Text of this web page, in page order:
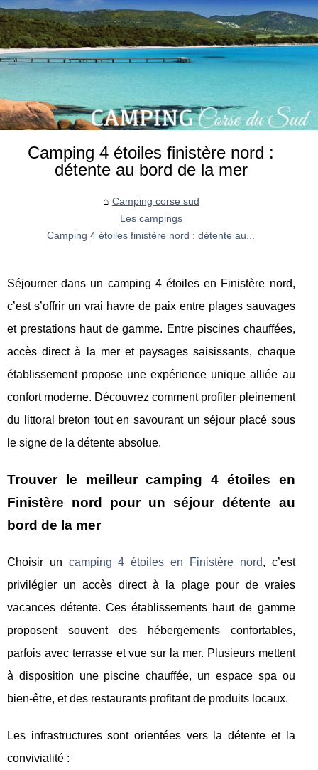
Camping 4 étoiles finistère nord :
détente au bord de la mer
Camping corse sud
Les campings
Camping 4 étoiles finistère nord : détente au...
Séjourner dans un camping 4 étoiles en Finistère nord,
c’est s’offrir un vrai havre de paix entre plages sauvages
et prestations haut de gamme. Entre piscines chauffées,
accès direct à la mer et paysages saisissants, chaque
établissement propose une expérience unique alliée au
confort moderne. Découvrez comment profiter pleinement
du littoral breton tout en savourant un séjour placé sous
le signe de la détente absolue.
Trouver le meilleur camping 4 étoiles en
Finistère nord pour un séjour détente au
bord de la mer
Choisir un camping 4 étoiles en Finistère nord, c’est
privilégier un accès direct à la plage pour de vraies
vacances détente. Ces établissements haut de gamme
proposent souvent des hébergements confortables,
parfois avec terrasse et vue sur la mer. Plusieurs mettent
à disposition une piscine chauffée, un espace spa ou
bien-être, et des restaurants profitant de produits locaux.
Les infrastructures sont orientées vers la détente et la
convivialité :